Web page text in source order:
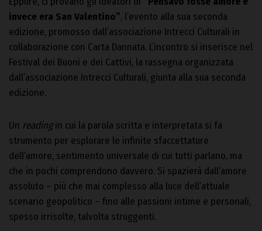
invece era San Valentino”, l’evento alla sua seconda
edizione, promosso dall’associazione Intrecci Culturali in
collaborazione con Carta Dannata. L’incontro si inserisce nel
Festival dei Buoni e dei Cattivi, la rassegna organizzata
dall’associazione Intrecci Culturali, giunta alla sua seconda
edizione.
Un readingin cui la parola scritta e interpretata si fa
strumento per esplorare le infinite sfaccettature
dell’amore, sentimento universale di cui tutti parlano, ma
che in pochi comprendono davvero. Si spazierà dall’amore
assoluto – più che mai complesso alla luce dell’attuale
scenario geopolitico – fino alle passioni intime e personali,
spesso irrisolte, talvolta struggenti.